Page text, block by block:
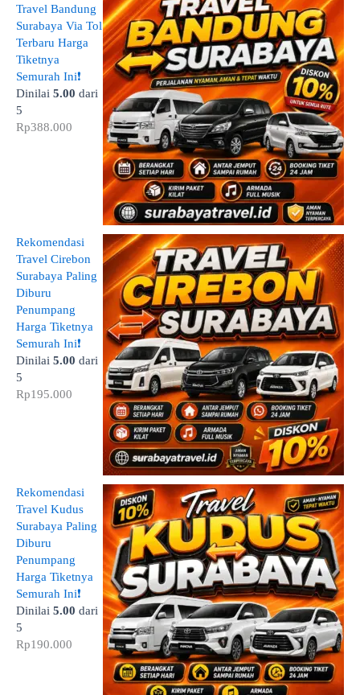
Travel Bandung
Surabaya Via Tol
Terbaru Harga
Tiketnya
Semurah Ini❗
Dinilai 5.00 dari
5
Rp388.000
Rekomendasi
Travel Cirebon
Surabaya Paling
Diburu
Penumpang
Harga Tiketnya
Semurah Ini❗
Dinilai 5.00 dari
5
Rp195.000
Rekomendasi
Travel Kudus
Surabaya Paling
Diburu
Penumpang
Harga Tiketnya
Semurah Ini❗
Dinilai 5.00 dari
5
Rp190.000